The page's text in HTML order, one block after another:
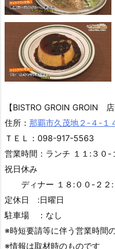
【BISTRO GROIN GROIN 店
住所： 那覇市久茂地２-４-１
ＴＥＬ：098-917-5563
営業時間：ランチ １１:３０-
祝日休み
ディナー １８:００-２２:
定休日 :日曜日
駐車場 ：なし
※時短要請等に伴う営業時間
※情報は取材時のものです